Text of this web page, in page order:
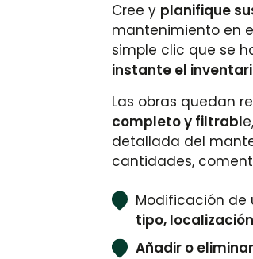
Cree y planifique
mantenimiento en
simple clic que se
instante el
Las obras quedan
completo y filtrabl
detallada del
cantidades,
Modificación de
tipo,
Añadir o eliminar